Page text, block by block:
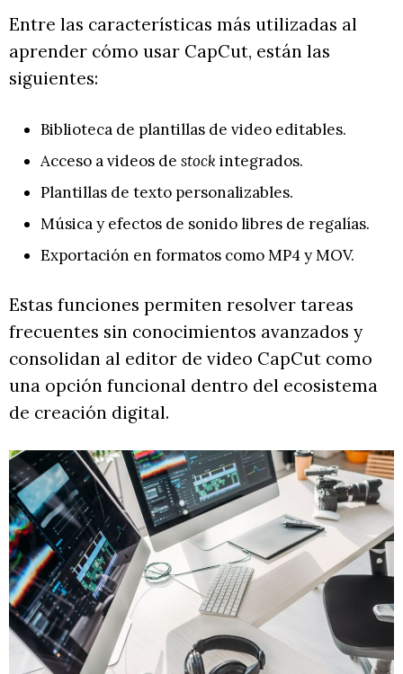
Entre las características más utilizadas al
aprender cómo usar CapCut, están las
siguientes:
Biblioteca de plantillas de video editables.
Acceso a videos de stockintegrados.
Plantillas de texto personalizables.
Música y efectos de sonido libres de regalías.
Exportación en formatos como MP4 y MOV.
Estas funciones permiten resolver tareas
frecuentes sin conocimientos avanzados y
consolidan al editor de video CapCut como
una opción funcional dentro del ecosistema
de creación digital.